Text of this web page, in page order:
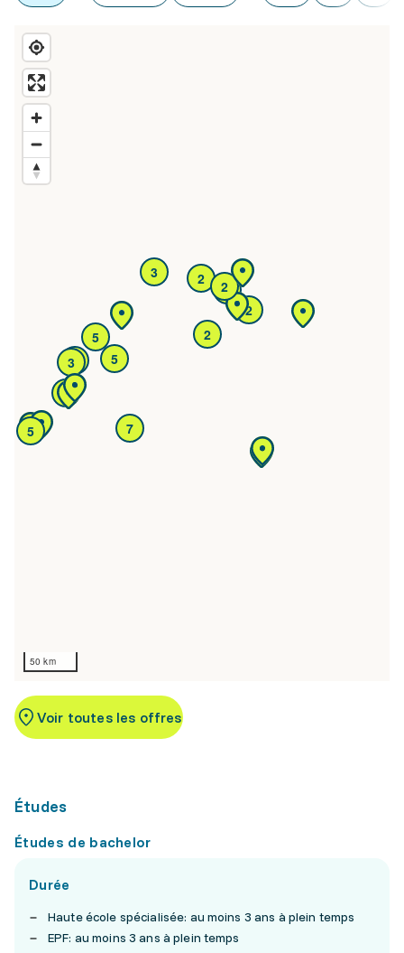
2
2
2
8
5
5 5
7
5
5
3
3
2
50 km
Voir toutes les offres
Études
Études de bachelor
Durée
Haute école spécialisée: au moins 3 ans à plein temps
EPF: au moins 3 ans à plein temps